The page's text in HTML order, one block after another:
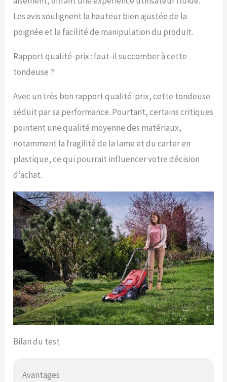
et à la poignée intégrée,
la tondeuse à gazon
range sans
encombrement et se
Les avis soulignent la hauteur bien ajustée de la
poignée et la facilité de manipulation du produit.
Rapport qualité-prix : faut-il succomber à cette
tondeuse ?
Avec un très bon rapport qualité-prix, cette tondeuse
séduit par sa performance. Pourtant, certains critiques
pointent une qualité moyenne des matériaux,
notamment la fragilité de la lame et du carter en
plastique, ce qui pourrait influencer votre décision
d’achat.
Bilan du test
Avantages